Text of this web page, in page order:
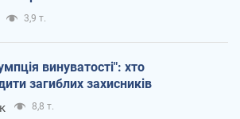
3,9 т.
винуватості": хто
загиблих захисників
8,8 т.